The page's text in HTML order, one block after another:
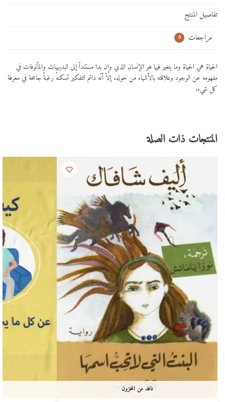
تفاصيل المنتج
مراجعات
0
الحياة هي الحياة وما يتغير فيها هو الإنسان الذي وإن بدا مستنداً إلى البديهيات والمألوفات في
مفهومه عن الوجود وعلاقته بالأشياء من حوله، إلاّ أنّه دائم التفكير تسكنهُ رغبةً جامحة في معرفة
كل شيء.
المنتجات ذات الصلة
نافد من المخزون